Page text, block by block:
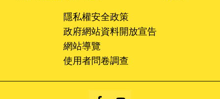
隱私權安全政策
政府網站資料開放宣告
網站導覽
使用者問卷調查